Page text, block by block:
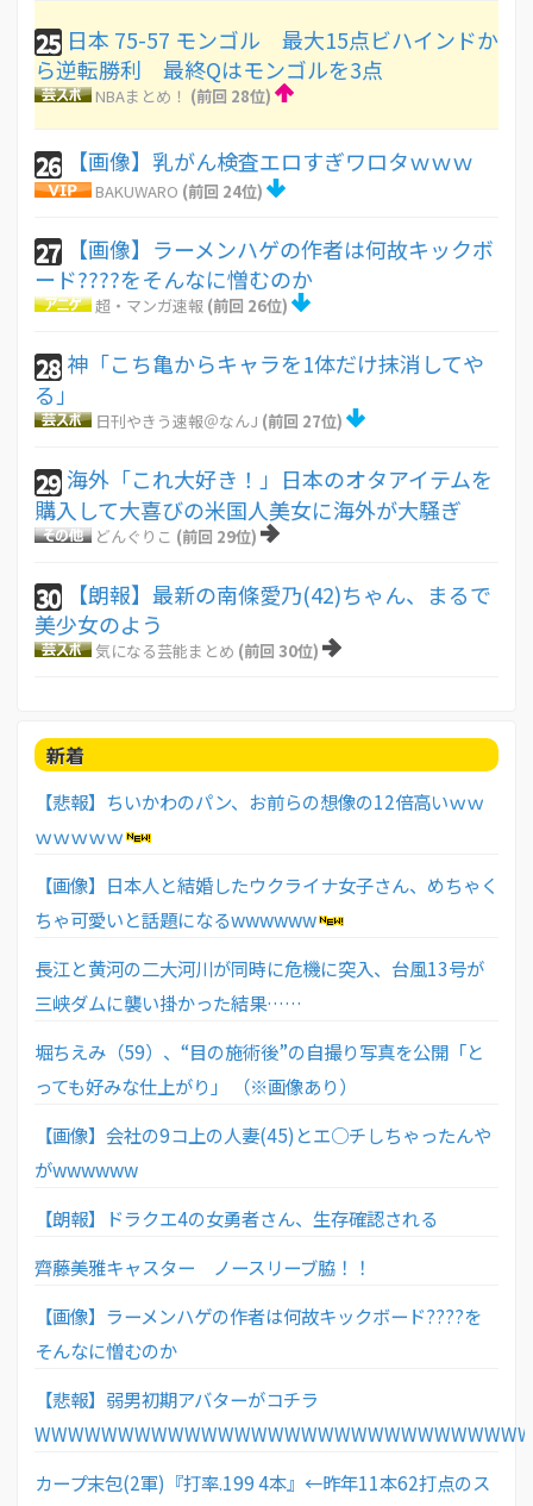
25 日本 75-57 モンゴル 最大15点ビハインドか
ら逆転勝利 最終Qはモンゴルを3点
NBAまとめ！ (前回 28位)
26 【画像】乳がん検査エロすぎワロタｗｗｗ
BAKUWARO (前回 24位)
27
【画像】ラーメンハゲの作者は何故キックボ
ード????をそんなに憎むのか
超・マンガ速報 (前回 26位)
28 神「こち亀からキャラを1体だけ抹消してや
る」
日刊やきう速報＠なんJ (前回 27位)
29 海外「これ大好き！」日本のオタアイテムを
購入して大喜びの米国人美女に海外が大騒ぎ
どんぐりこ (前回 29位)
30
【朗報】最新の南條愛乃(42)ちゃん、まるで
美少女のよう
気になる芸能まとめ (前回 30位)
新着
【悲報】ちいかわのパン、お前らの想像の12倍高いｗｗ
ｗｗｗｗｗ
【画像】日本人と結婚したウクライナ女子さん、めちゃく
ちゃ可愛いと話題になるwwwwww
長江と黄河の二大河川が同時に危機に突入、台風13号が
三峡ダムに襲い掛かった結果……
堀ちえみ（59）、“目の施術後”の自撮り写真を公開「と
っても好みな仕上がり」 （※画像あり）
【画像】会社の9コ上の人妻(45)とエ○チしちゃったんや
がwwwwww
【朗報】ドラクエ4の女勇者さん、生存確認される
齊藤美雅キャスター ノースリーブ脇！！
【画像】ラーメンハゲの作者は何故キックボード????を
そんなに憎むのか
【悲報】弱男初期アバターがコチラ
カープ末包(2軍)『打率.199 4本』←昨年11本62打点のス